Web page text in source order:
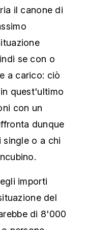
il canone di
se con o
a carico: ciò
quest'ultimo
con un
dunque
single o a chi
importi
del
di 8'000